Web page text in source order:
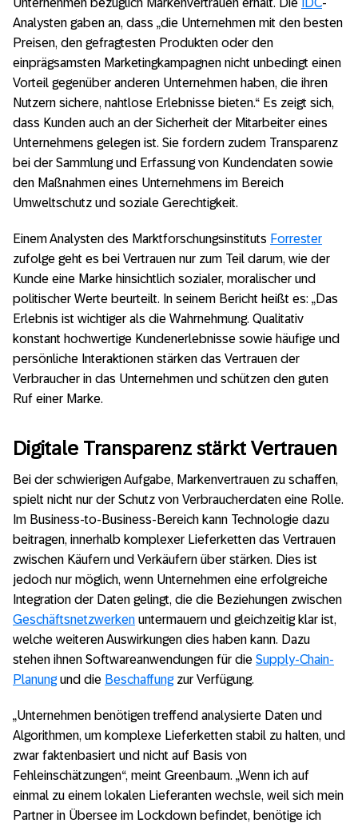
Analysten gaben an, dass „die Unternehmen mit den besten
Preisen, den gefragtesten Produkten oder den
einprägsamsten Marketingkampagnen nicht unbedingt einen
Vorteil gegenüber anderen Unternehmen haben, die ihren
Nutzern sichere, nahtlose Erlebnisse bieten.“ Es zeigt sich,
dass Kunden auch an der Sicherheit der Mitarbeiter eines
Unternehmens gelegen ist. Sie fordern zudem Transparenz
bei der Sammlung und Erfassung von Kundendaten sowie
den Maßnahmen eines Unternehmens im Bereich
Umweltschutz und soziale Gerechtigkeit.
Einem Analysten des Marktforschungsinstituts Forrester
zufolge geht es bei Vertrauen nur zum Teil darum, wie der
Kunde eine Marke hinsichtlich sozialer, moralischer und
politischer Werte beurteilt. In seinem Bericht heißt es: „Das
Erlebnis ist wichtiger als die Wahrnehmung. Qualitativ
konstant hochwertige Kundenerlebnisse sowie häufige und
persönliche Interaktionen stärken das Vertrauen der
Verbraucher in das Unternehmen und schützen den guten
Ruf einer Marke.
Digitale Transparenz stärkt Vertrauen
Bei der schwierigen Aufgabe, Markenvertrauen zu schaffen,
spielt nicht nur der Schutz von Verbraucherdaten eine Rolle.
Im Business-to-Business-Bereich kann Technologie dazu
beitragen, innerhalb komplexer Lieferketten das Vertrauen
zwischen Käufern und Verkäufern über stärken. Dies ist
jedoch nur möglich, wenn Unternehmen eine erfolgreiche
Integration der Daten gelingt, die die Beziehungen zwischen
Geschäftsnetzwerken untermauern und gleichzeitig klar ist,
welche weiteren Auswirkungen dies haben kann. Dazu
stehen ihnen Softwareanwendungen für die Supply-Chain-
Planungund die Beschaffungzur Verfügung.
„Unternehmen benötigen treffend analysierte Daten und
Algorithmen, um komplexe Lieferketten stabil zu halten, und
zwar faktenbasiert und nicht auf Basis von
Fehleinschätzungen“, meint Greenbaum. „Wenn ich auf
einmal zu einem lokalen Lieferanten wechsle, weil sich mein
Partner in Übersee im Lockdown befindet, benötige ich